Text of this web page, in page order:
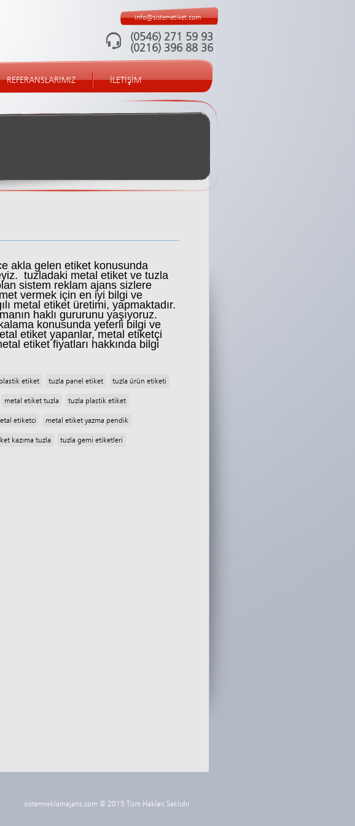
info@sistemetiket.com
(0546) 271 59 93
(0216) 396 88 36
REFERANSLARIMIZ İLETİŞİM
gelen etiket konusunda
tuzladaki metal etiket ve tuzla
sistem reklam ajans sizlere
vermek için en iyi bilgi ve
metal etiket üretimi, yapmaktadır.
haklı gururunu yaşıyoruz.
konusunda yeterli bilgi ve
etiket yapanlar, metal etiketçi
etiket fiyatları hakkında bilgi
etiket tuzla panel etiket tuzla ürün etiketi
metal etiket tuzla tuzla plastik etiket
etiketci metal etiket yazma pendik
kazıma tuzla tuzla gemi etiketleri
sistemreklamajans.com © 2015 Tüm Hakları Saklıdır